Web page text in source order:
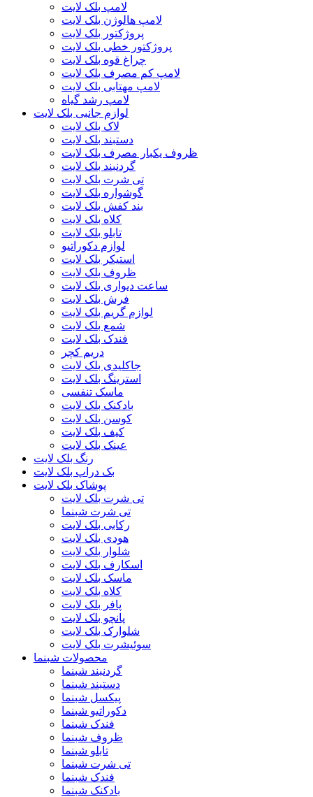
لامپ بلک لایت
لامپ هالوژن بلک لایت
پروژکتور بلک لایت
پروژکتور خطی بلک لایت
چراغ قوه بلک لایت
لامپ کم مصرف بلک لایت
لامپ مهتابی بلک لایت
لامپ رشد گیاه
لوازم جانبی بلک لایت
لاک بلک لایت
دستبند بلک لایت
ظروف یکبار مصرف بلک لایت
گردنبند بلک لایت
تی شرت بلک لایت
گوشواره بلک لایت
بند کفش بلک لایت
کلاه بلک لایت
تابلو بلک لایت
لوازم دکوراتیو
استیکر بلک لایت
ظروف بلک لایت
ساعت دیواری بلک لایت
فرش بلک لایت
لوازم گریم بلک لایت
شمع بلک لایت
فندک بلک لایت
دریم کچر
جاکلیدی بلک لایت
استرینگ بلک لایت
ماسک تنفسی
بادکنک بلک لایت
کوسن بلک لایت
کیف بلک لایت
عینک بلک لایت
رنگ بلک لایت
بک دراپ بلک لایت
پوشاک بلک لایت
تی شرت بلک لایت
تی شرت شبنما
رکابی بلک لایت
هودی بلک لایت
شلوار بلک لایت
اسکارف بلک لایت
ماسک بلک لایت
کلاه بلک لایت
پافر بلک لایت
پانچو بلک لایت
شلوارک بلک لایت
سوئیشرت بلک لایت
محصولات شبنما
گردنبند شبنما
دستبند شبنما
پیکسل شبنما
دکوراتیو شبنما
فندک شبنما
ظروف شبنما
تابلو شبنما
تی شرت شبنما
فندک شبنما
بادکنک شبنما